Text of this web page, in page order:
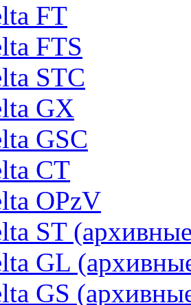
FT
FTS
STC
GX
GSC
CT
OPzV
ST
GL
GS